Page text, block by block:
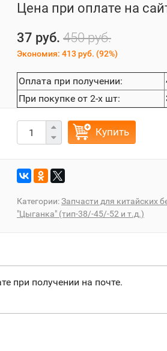
Цена при оплате на
37 руб. 450 руб.
Экономия: 413 руб. (92%)
Оплата при получении:
При покупке от 2-х шт:
Купить
Категории:Запчасти для китайских
"Цыганка" (тип-38/-45/-52 и т.д.)
при получении на почте.